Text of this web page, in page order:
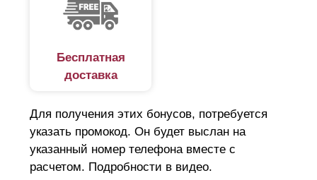
Бесплатная
доставка
Для получения этих бонусов, потребуется
указать промокод. Он будет выслан на
указанный номер телефона вместе с
расчетом. Подробности в видео.